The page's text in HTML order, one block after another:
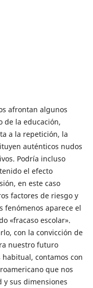
afrontan algunos
de la educación,
a la repetición, la
auténticos nudos
Podría incluso
el efecto
en este caso
factores de riesgo y
fenómenos aparece el
«fracaso escolar».
con la convicción de
nuestro futuro
habitual, contamos con
que nos
sus dimensiones